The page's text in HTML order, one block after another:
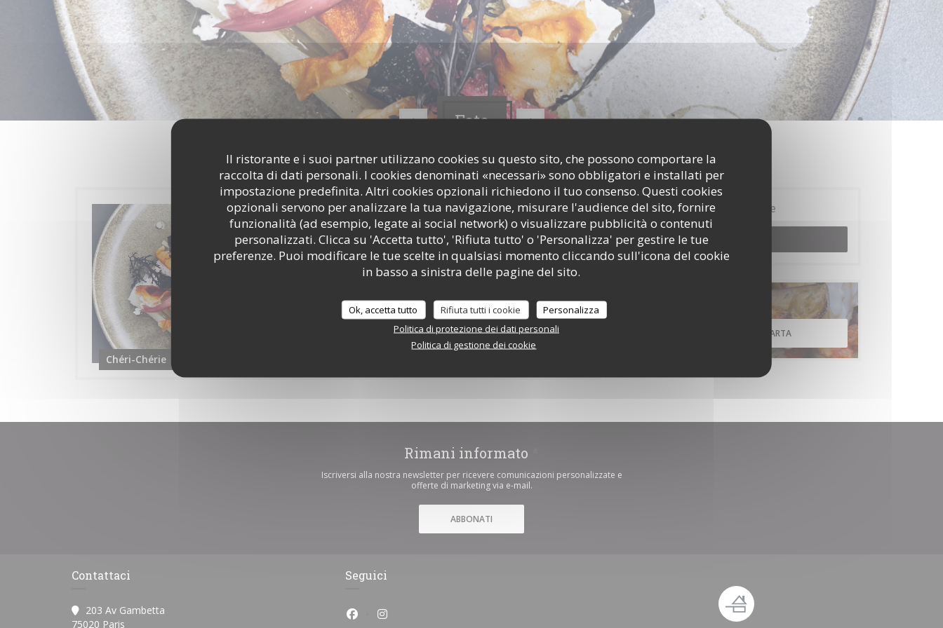
Il ristorante e i suoi partner utilizzano cookies su questo sito, che possono comportare la
raccolta di dati personali. I cookies denominati «necessari» sono obbligatori e installati per
impostazione predefinita. Altri cookies opzionali richiedono il tuo consenso. Questi cookies
opzionali servono per analizzare la tua navigazione, misurare l'audience del sito, fornire
funzionalità (ad esempio, legate ai social network) o visualizzare pubblicità o contenuti
personalizzati. Clicca su 'Accetta tutto', 'Rifiuta tutto' o 'Personalizza' per gestire le tue
preferenze. Puoi modificare le tue scelte in qualsiasi momento cliccando sull'icona del cookie
in basso a sinistra delle pagine del sito.
Ok, accetta tutto Rifiuta tutti i cookie
Personalizza
Politica di protezione dei dati personali
Politica di gestione dei cookie
Foto
Chéri-Chérie
Prenotazione
SCOPRI LA NOSTRA CARTA
Rimani informato
Iscriversi alla nostra newsletter per ricevere comunicazioni personalizzate e
offerte di marketing via e-mail.
ABBONATI
Contattaci
203 Av Gambetta
75020 Paris
Seguici
Facebook ((apre una nuova finestra))
Instagram ((apre una nuova finestra))